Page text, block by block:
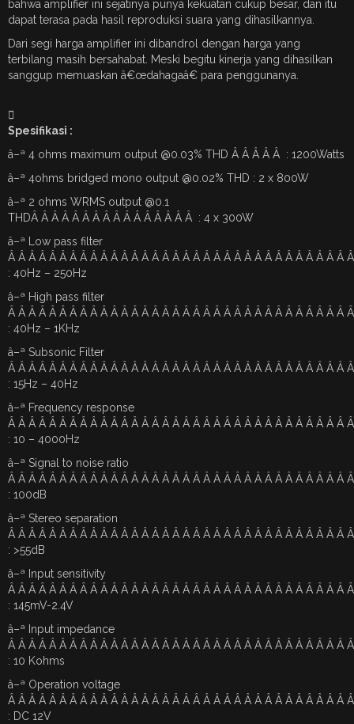
bahwa amplifier ini sejatinya punya kekuatan cukup besar, dan itu
dapat terasa pada hasil reproduksi suara yang dihasilkannya.
Dari segi harga amplifier ini dibandrol dengan harga yang
terbilang masih bersahabat. Meski begitu kinerja yang dihasilkan
sanggup memuaskan â€œdahagaâ€ para penggunanya.
Spesifikasi :
â–ª 4 ohms maximum output @0.03% THD Â Â Â Â Â : 1200Watts
â–ª 4ohms bridged mono output @0.02% THD : 2 x 800W
â–ª 2 ohms WRMS output @0.1
THDÂ Â Â Â Â Â Â Â Â Â Â Â Â Â Â Â : 4 x 300W
â–ª Low pass filter
Â Â Â Â Â Â Â Â Â Â Â Â Â Â Â Â Â Â Â Â Â Â Â Â Â Â Â Â Â Â Â Â Â
: 40Hz – 250Hz
â–ª High pass filter
Â Â Â Â Â Â Â Â Â Â Â Â Â Â Â Â Â Â Â Â Â Â Â Â Â Â Â Â Â Â Â Â Â
: 40Hz – 1KHz
â–ª Subsonic Filter
Â Â Â Â Â Â Â Â Â Â Â Â Â Â Â Â Â Â Â Â Â Â Â Â Â Â Â Â Â Â Â Â Â
: 15Hz – 40Hz
â–ª Frequency response
Â Â Â Â Â Â Â Â Â Â Â Â Â Â Â Â Â Â Â Â Â Â Â Â Â Â Â Â Â Â Â Â Â
: 10 – 4000Hz
â–ª Signal to noise ratio
Â Â Â Â Â Â Â Â Â Â Â Â Â Â Â Â Â Â Â Â Â Â Â Â Â Â Â Â Â Â Â Â Â
: 100dB
â–ª Stereo separation
Â Â Â Â Â Â Â Â Â Â Â Â Â Â Â Â Â Â Â Â Â Â Â Â Â Â Â Â Â Â Â Â Â
: >55dB
â–ª Input sensitivity
Â Â Â Â Â Â Â Â Â Â Â Â Â Â Â Â Â Â Â Â Â Â Â Â Â Â Â Â Â Â Â Â Â
: 145mV-2.4V
â–ª Input impedance
Â Â Â Â Â Â Â Â Â Â Â Â Â Â Â Â Â Â Â Â Â Â Â Â Â Â Â Â Â Â Â Â Â
: 10 Kohms
â–ª Operation voltage
Â Â Â Â Â Â Â Â Â Â Â Â Â Â Â Â Â Â Â Â Â Â Â Â Â Â Â Â Â Â Â Â Â
: DC 12V